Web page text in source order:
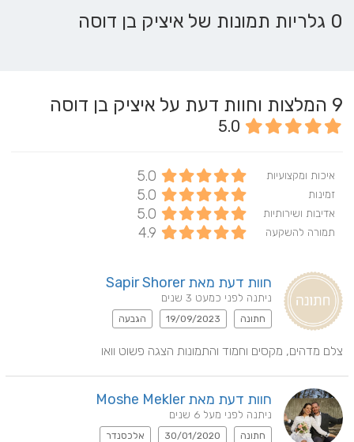
0 גלריות תמונות של איציק בן דוסה
9 המלצות וחוות דעת על איציק בן דוסה
5.0
איכות ומקצועיות 5.0
זמינות 5.0
אדיבות ושירותיות 5.0
תמורה להשקעה 4.9
חוות דעת מאת Sapir Shorer
ניתנה לפני כמעט 3 שנים
חתונה 19/09/2023 הגבעה
צלם מדהים, מקסים וחמוד והתמונות הצגה פשוט וואו
חוות דעת מאת Moshe Mekler
ניתנה לפני מעל 6 שנים
חתונה 30/01/2020 אלכסנדר